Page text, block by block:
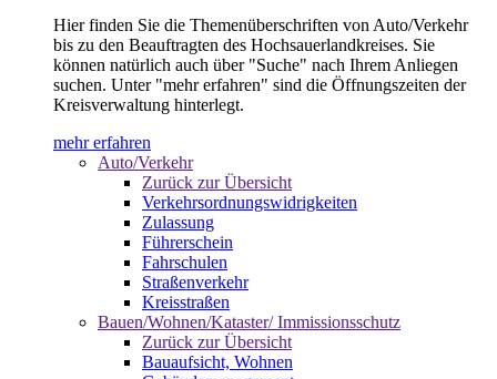
Hier finden Sie die Themenüberschriften von Auto/Verkehr
bis zu den Beauftragten des Hochsauerlandkreises. Sie
können natürlich auch über "Suche" nach Ihrem Anliegen
suchen. Unter "mehr erfahren" sind die Öffnungszeiten der
Kreisverwaltung hinterlegt.
mehr erfahren
Auto/Verkehr
Zurück zur Übersicht
Verkehrsordnungswidrigkeiten
Zulassung
Führerschein
Fahrschulen
Straßenverkehr
Kreisstraßen
Bauen/Wohnen/Kataster/ Immissionsschutz
Zurück zur Übersicht
Bauaufsicht, Wohnen